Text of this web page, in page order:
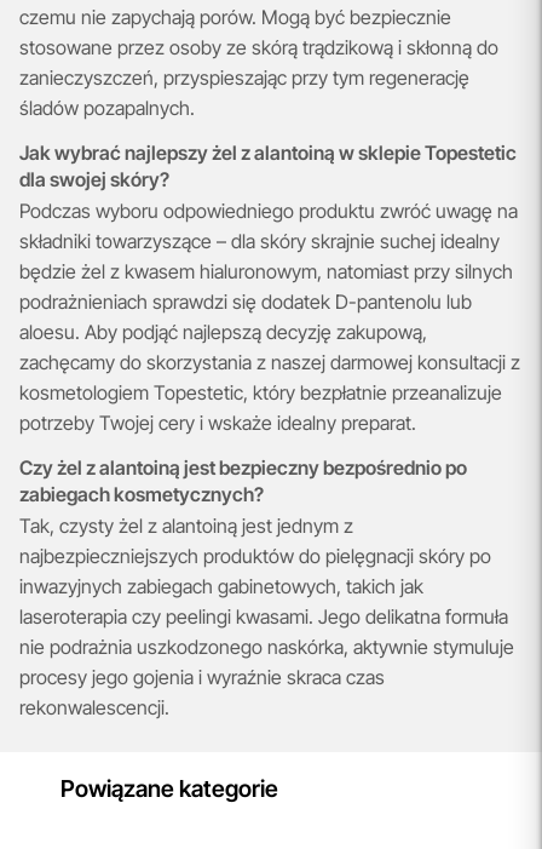
czemu nie zapychają porów. Mogą być bezpiecznie
stosowane przez osoby ze skórą trądzikową i skłonną do
zanieczyszczeń, przyspieszając przy tym regenerację
śladów pozapalnych.
Jak wybrać najlepszy żel z alantoiną w sklepie Topestetic
dla swojej skóry?
Podczas wyboru odpowiedniego produktu zwróć uwagę na
składniki towarzyszące – dla skóry skrajnie suchej idealny
będzie żel z kwasem hialuronowym, natomiast przy silnych
podrażnieniach sprawdzi się dodatek D-pantenolu lub
aloesu. Aby podjąć najlepszą decyzję zakupową,
zachęcamy do skorzystania z naszej darmowej konsultacji z
kosmetologiem Topestetic, który bezpłatnie przeanalizuje
potrzeby Twojej cery i wskaże idealny preparat.
Czy żel z alantoiną jest bezpieczny bezpośrednio po
zabiegach kosmetycznych?
Tak, czysty żel z alantoiną jest jednym z
najbezpieczniejszych produktów do pielęgnacji skóry po
inwazyjnych zabiegach gabinetowych, takich jak
laseroterapia czy peelingi kwasami. Jego delikatna formuła
nie podrażnia uszkodzonego naskórka, aktywnie stymuluje
procesy jego gojenia i wyraźnie skraca czas
rekonwalescencji.
Powiązane kategorie